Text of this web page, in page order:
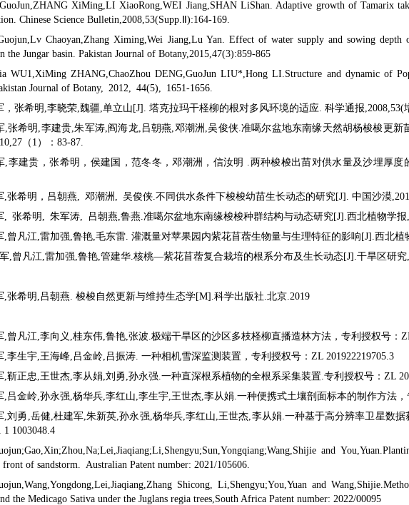
XiMing,LI XiaoRong,WEI Jiang,SHAN LiShan. Adaptive growth of Tamarix
Chinese Science Bulletin,2008,53(Supp.Ⅱ):164-169.
Chaoyan,Zhang Ximing,Wei Jiang,Lu Yan. Effect of water supply and sowing depth
the Jungar basin. Pakistan Journal of Botany,2015,47(3):859-865
WU1,XiMing ZHANG,ChaoZhou DENG,GuoJun LIU*,Hong LI.Structure and dynamic of
Journal of Botany, 2012, 44(5), 1651-1656.
，张希明,李晓荣,魏疆,单立山[J]. 塔克拉玛干柽柳的根对多风环境的适应. 科学通报,2008,53(
,张希明,李建贵,朱军涛,阎海龙,吕朝燕,邓潮洲,吴俊侠.准噶尔盆地东南缘天然胡杨梭梭更新
（1）：83-87.
,李建贵，张希明，侯建国，范冬冬，邓潮洲，信汝明 .两种梭梭出苗对供水量及沙埋厚度
,张希明，吕朝燕, 邓潮洲, 吴俊侠.不同供水条件下梭梭幼苗生长动态的研究[J]. 中国沙漠
, 张希明, 朱军涛, 吕朝燕,鲁燕.准噶尔盆地东南缘梭梭种群结构与动态研究[J].西北植物学报
,曾凡江,雷加强,鲁艳,毛东雷. 灌溉量对苹果园内紫花苜蓿生物量与生理特征的影响[J].西北植
,曾凡江,雷加强,鲁艳,管建华.核桃—紫花苜蓿复合栽培的根系分布及生长动态[J].干旱区研究
,张希明,吕朝燕. 梭梭自然更新与维持生态学[M].科学出版社.北京.2019
,曾凡江,李向义,桂东伟,鲁艳,张波.极端干旱区的沙区多枝柽柳直播造林方法，专利授权号：
,李生宇,王海峰,吕金岭,吕振涛. 一种相机雪深监测装置，专利授权号：ZL 201922219705.3
,靳正忠,王世杰,李从娟,刘勇,孙永强.一种直深根系植物的全根系采集装置.专利授权号：ZL
,吕金岭,孙永强,杨华兵,李红山,李生宇,王世杰,李从娟.一种便携式土壤剖面标本的制作方法，
,刘勇,岳健,杜建军,朱新英,孙永强,杨华兵,李红山,王世杰,李从娟.一种基于高分辨率卫星数据
1 1003048.4
and
of sandstorm. Australian Patent number: 2021/105606.
Shicong, Li,Shengyu;You,Yuan and
the Medicago Sativa under the Juglans regia trees,South Africa Patent number: 2022/00095